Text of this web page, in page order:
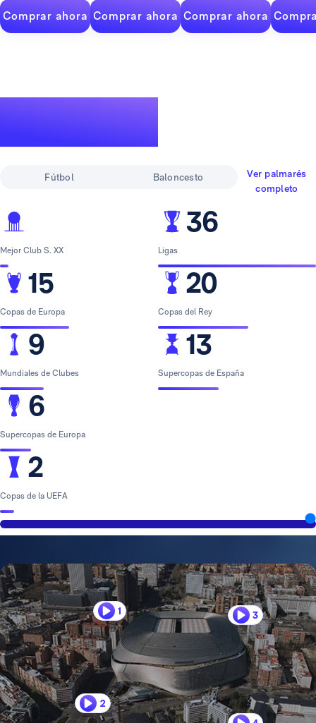
Comprar ahora Comprar ahora Comprar ahora
Fútbol Baloncesto
Ver palmarés
completo
Mejor Club S. XX
15
Copas de Europa
9
Mundiales de Clubes
6
Supercopas de Europa
2
Copas de la UEFA
36
Ligas
20
Copas del Rey
13
Supercopas de España
1
2
3